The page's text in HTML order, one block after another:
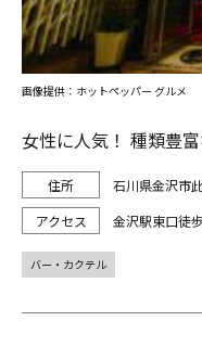
女性に人気！ 種類豊
石川県金沢市
金沢駅東口徒
画像提供：ホットペッパー グルメ
バー・カクテル